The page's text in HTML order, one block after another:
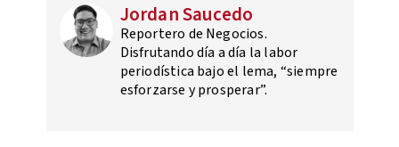
Jordan Saucedo
Reportero de Negocios.
Disfrutando día a día la labor
periodística bajo el lema, “siempre
esforzarse y prosperar”.